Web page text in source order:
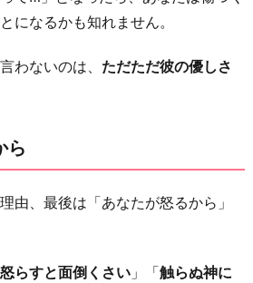
になるかも知れません。
わないのは、 ただただ彼の優しさ
ら
由、最後は「あなたが怒るから」
らすと面倒くさい 」「触らぬ神に